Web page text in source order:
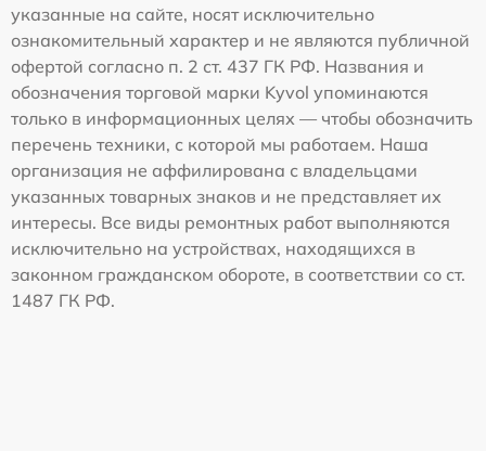
указанные на сайте, носят исключительно
ознакомительный характер и не являются публичной
офертой согласно п. 2 ст. 437 ГК РФ. Названия и
обозначения торговой марки Kyvol упоминаются
только в информационных целях — чтобы обозначить
перечень техники, с которой мы работаем. Наша
организация не аффилирована с владельцами
указанных товарных знаков и не представляет их
интересы. Все виды ремонтных работ выполняются
исключительно на устройствах, находящихся в
законном гражданском обороте, в соответствии со ст.
1487 ГК РФ.